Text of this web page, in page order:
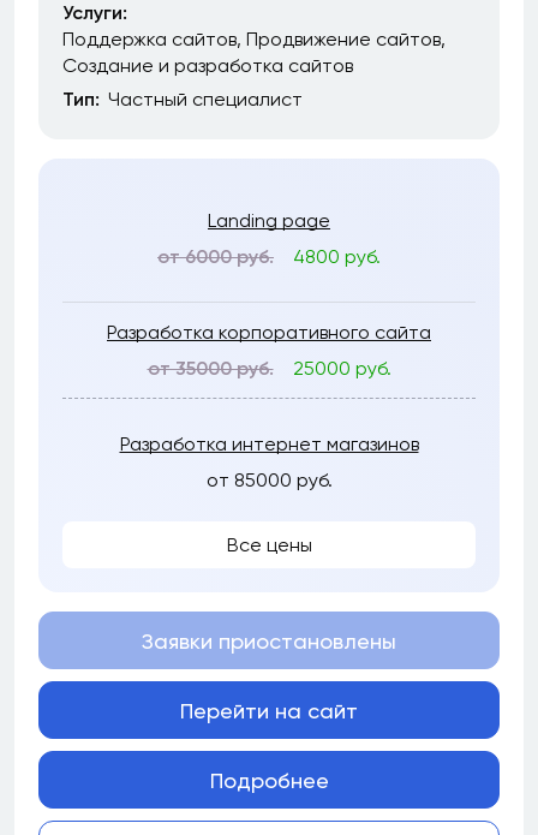
Услуги:
Поддержка сайтов Продвижение сайтов
Создание и разработка сайтов
Тип: Частный специалист
Landing page
от 6000 руб.
4800 руб.
Разработка корпоративного сайта
от 35000 руб.
25000 руб.
Разработка интернет магазинов
от 85000 руб.
Все цены
Заявки приостановлены
Перейти на сайт
Подробнее